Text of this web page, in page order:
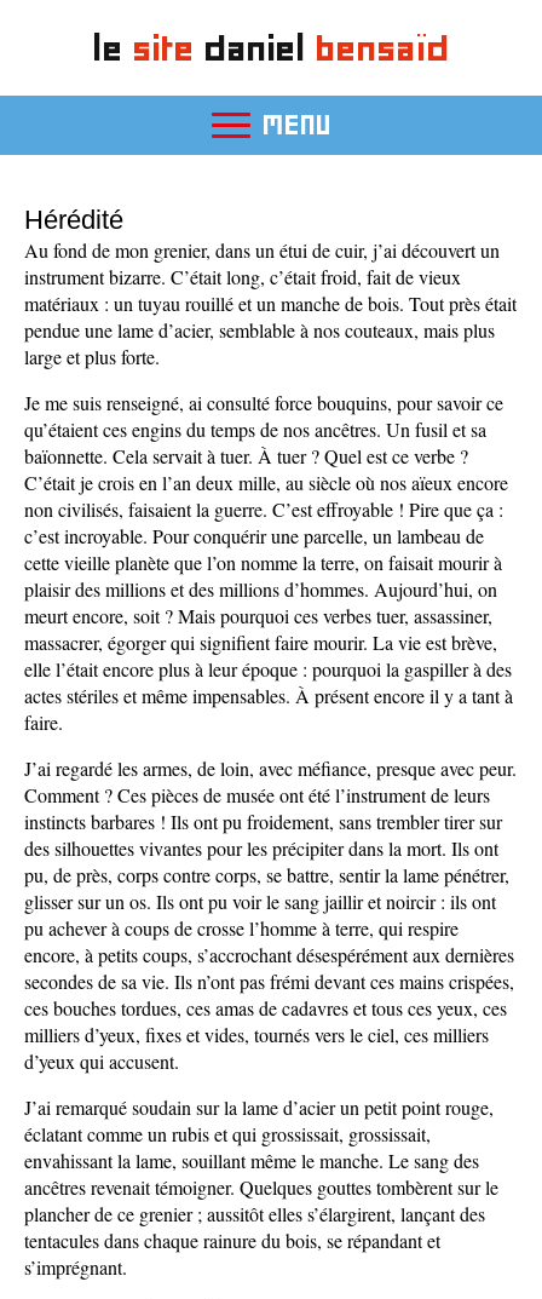
le site daniel bensaïd
MENU
Hérédité
Au fond de mon grenier, dans un étui de cuir, j’ai découvert un
instrument bizarre. C’était long, c’était froid, fait de vieux
matériaux : un tuyau rouillé et un manche de bois. Tout près était
pendue une lame d’acier, semblable à nos couteaux, mais plus
large et plus forte.
Je me suis renseigné, ai consulté force bouquins, pour savoir ce
qu’étaient ces engins du temps de nos ancêtres. Un fusil et sa
baïonnette. Cela servait à tuer. À tuer ? Quel est ce verbe ?
C’était je crois en l’an deux mille, au siècle où nos aïeux encore
non civilisés, faisaient la guerre. C’est effroyable ! Pire que ça :
c’est incroyable. Pour conquérir une parcelle, un lambeau de
cette vieille planète que l’on nomme la terre, on faisait mourir à
plaisir des millions et des millions d’hommes. Aujourd’hui, on
meurt encore, soit ? Mais pourquoi ces verbes tuer, assassiner,
massacrer, égorger qui signifient faire mourir. La vie est brève,
elle l’était encore plus à leur époque : pourquoi la gaspiller à des
actes stériles et même impensables. À présent encore il y a tant à
faire.
J’ai regardé les armes, de loin, avec méfiance, presque avec peur.
Comment ? Ces pièces de musée ont été l’instrument de leurs
instincts barbares ! Ils ont pu froidement, sans trembler tirer sur
des silhouettes vivantes pour les précipiter dans la mort. Ils ont
pu, de près, corps contre corps, se battre, sentir la lame pénétrer,
glisser sur un os. Ils ont pu voir le sang jaillir et noircir : ils ont
pu achever à coups de crosse l’homme à terre, qui respire
encore, à petits coups, s’accrochant désespérément aux dernières
secondes de sa vie. Ils n’ont pas frémi devant ces mains crispées,
ces bouches tordues, ces amas de cadavres et tous ces yeux, ces
milliers d’yeux, fixes et vides, tournés vers le ciel, ces milliers
d’yeux qui accusent.
J’ai remarqué soudain sur la lame d’acier un petit point rouge,
éclatant comme un rubis et qui grossissait, grossissait,
envahissant la lame, souillant même le manche. Le sang des
ancêtres revenait témoigner. Quelques gouttes tombèrent sur le
plancher de ce grenier ; aussitôt elles s’élargirent, lançant des
tentacules dans chaque rainure du bois, se répandant et
s’imprégnant.